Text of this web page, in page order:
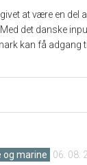
at være en del
det danske
kan få adgang til
marine 06. 08.